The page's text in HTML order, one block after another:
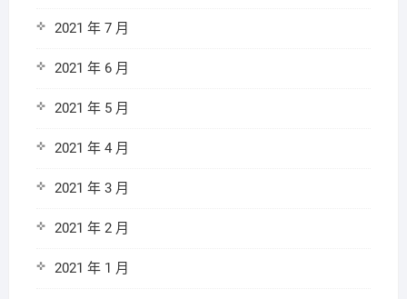
2021 年 7 月
2021 年 6 月
2021 年 5 月
2021 年 4 月
2021 年 3 月
2021 年 2 月
2021 年 1 月